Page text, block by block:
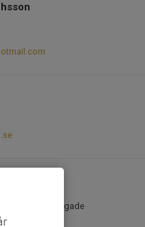
bara för inloggade
inloggade